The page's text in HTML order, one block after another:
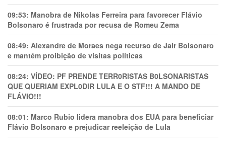
09:53: Manobra de Nikolas Ferreira para favorecer Flávio
Bolsonaro é frustrada por recusa de Romeu Zema
08:49: Alexandre de Moraes nega recurso de Jair Bolsonaro
e mantém proibição de visitas políticas
08:24: VÍDEO: PF PRENDE TERR0RlSTAS B0LSONARlSTAS
QUE QUERIAM EXPL0DlR LULA E O STF!!! A MANDO DE
FLÁVIO!!!
08:01: Marco Rubio lidera manobra dos EUA para beneficiar
Flávio Bolsonaro e prejudicar reeleição de Lula